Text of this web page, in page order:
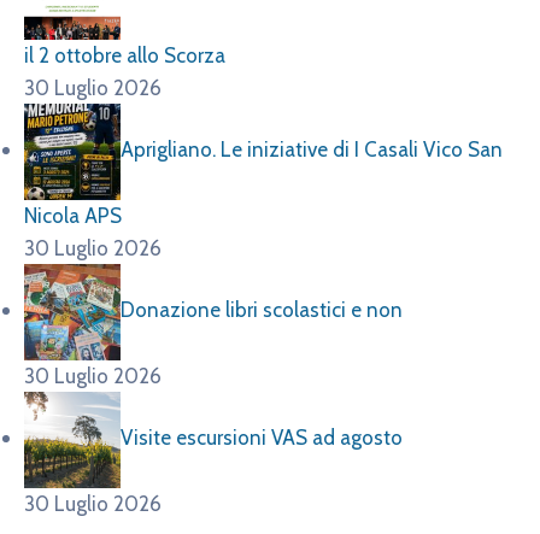
il 2 ottobre allo Scorza
30 Luglio 2026
Aprigliano. Le iniziative di I Casali Vico San
Nicola APS
30 Luglio 2026
Donazione libri scolastici e non
30 Luglio 2026
Visite escursioni VAS ad agosto
30 Luglio 2026